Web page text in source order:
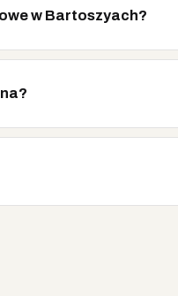
w Bartoszyach?